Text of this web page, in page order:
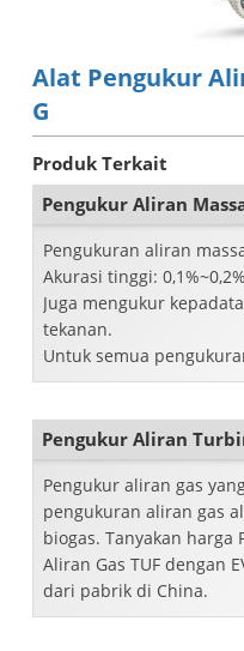
Alat Pengukur
G
Produk Terkait
Pengukur Aliran
Pengukuran aliran
Akurasi tinggi:
Juga mengukur
tekanan.
Untuk semua
Pengukur Aliran
Pengukur aliran gas
pengukuran aliran gas
biogas. Tanyakan harga
Aliran Gas TUF dengan
dari pabrik di China.